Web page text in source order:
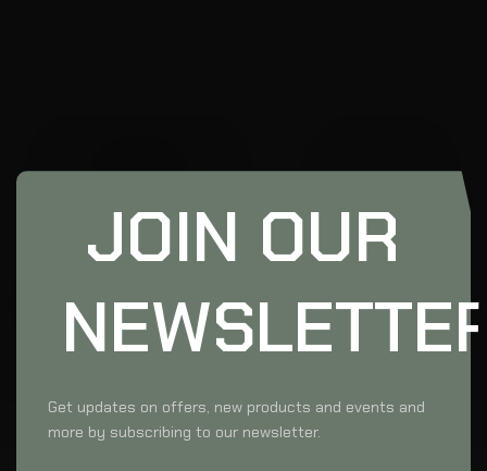
JOIN OUR
Get updates on offers, new products and events and
more by subscribing to our newsletter.